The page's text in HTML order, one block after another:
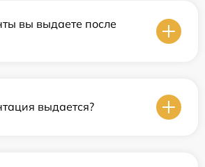
вы выдаете после
выдается?